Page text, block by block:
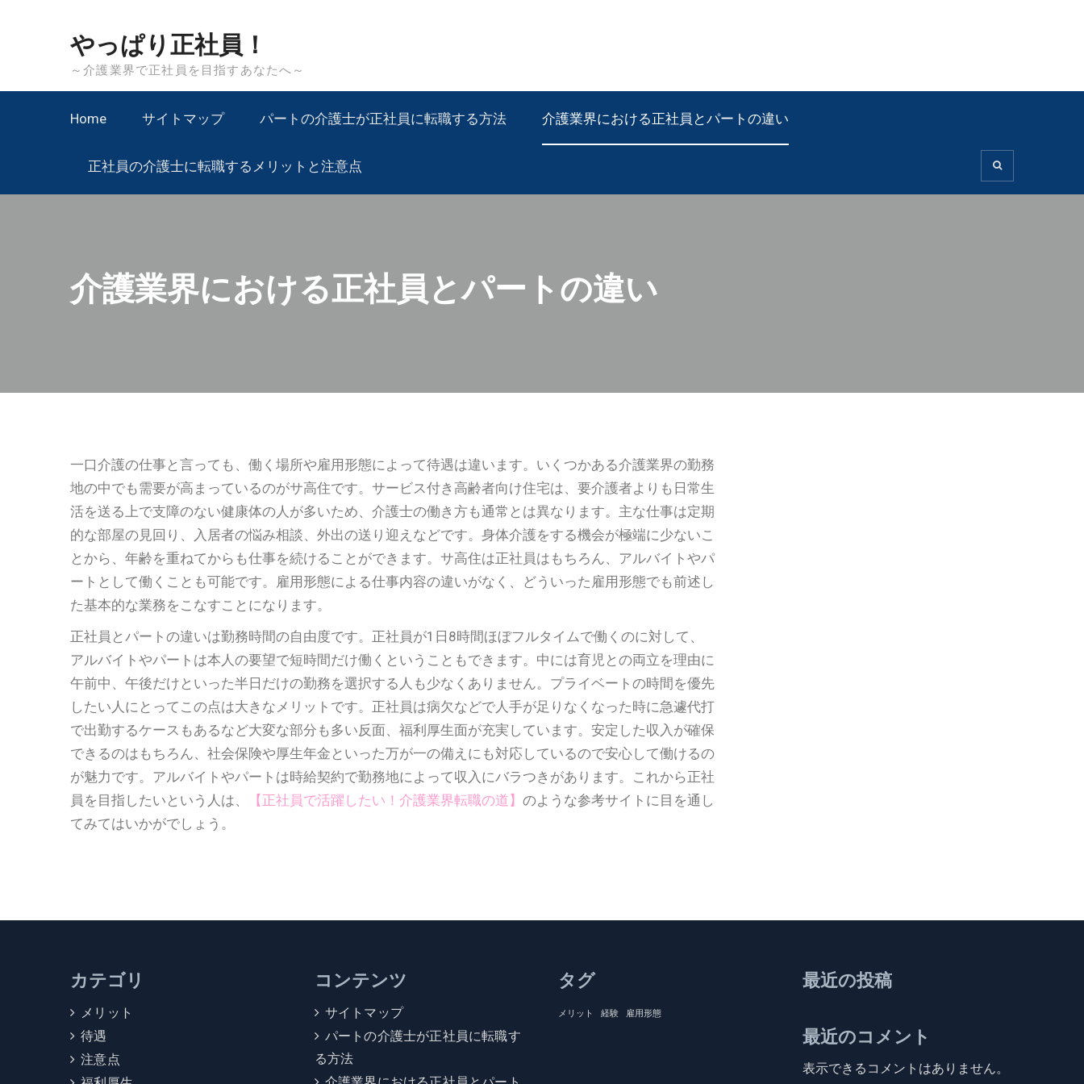
やっぱり正社員！
～介護業界で正社員を目指すあなたへ～
Home サイトマップ パートの介護士が正社員に転職する方法 介護業界における正社員とパートの違い
正社員の介護士に転職するメリットと注意点
介護業界における正社員とパートの違い
一口介護の仕事と言っても、働く場所や雇用形態によって待遇は違います。いくつかある介護業界の勤務
地の中でも需要が高まっているのがサ高住です。サービス付き高齢者向け住宅は、要介護者よりも日常生
活を送る上で支障のない健康体の人が多いため、介護士の働き方も通常とは異なります。主な仕事は定期
的な部屋の見回り、入居者の悩み相談、外出の送り迎えなどです。身体介護をする機会が極端に少ないこ
とから、年齢を重ねてからも仕事を続けることができます。サ高住は正社員はもちろん、アルバイトやパ
ートとして働くことも可能です。雇用形態による仕事内容の違いがなく、どういった雇用形態でも前述し
た基本的な業務をこなすことになります。
正社員とパートの違いは勤務時間の自由度です。正社員が1日8時間ほぼフルタイムで働くのに対して、
アルバイトやパートは本人の要望で短時間だけ働くということもできます。中には育児との両立を理由に
午前中、午後だけといった半日だけの勤務を選択する人も少なくありません。プライベートの時間を優先
したい人にとってこの点は大きなメリットです。正社員は病欠などで人手が足りなくなった時に急遽代打
で出勤するケースもあるなど大変な部分も多い反面、福利厚生面が充実しています。安定した収入が確保
できるのはもちろん、社会保険や厚生年金といった万が一の備えにも対応しているので安心して働けるの
が魅力です。アルバイトやパートは時給契約で勤務地によって収入にバラつきがあります。これから正社
員を目指したいという人は、
【 正社員で活躍したい！介護業界転職の道 】 のような参考サイトに目を通し
てみてはいかがでしょう。
カテゴリ
メリット
待遇
注意点
コンテンツ
サイトマップ
パートの介護士が正社員に転職す
る方法
タグ
メリット 経験 雇用形態
最近の投稿
最近のコメント
表示できるコメントはありません。